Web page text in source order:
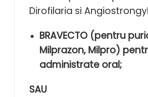
Dirofilaria si
BRAVECTO (pentru
Milprazon, Milpro)
administrate oral;
SAU